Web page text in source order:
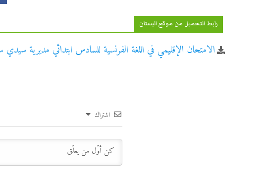
رابط التحميل من موقع البستان
الامتحان الإقليمي في اللغة الفرنسية للسادس ابتدائي مديرية سيدي
اشتراك